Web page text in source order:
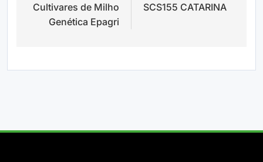
de
Post
Cultivares de Milho
Genética Epagri
SCS155 CATARINA